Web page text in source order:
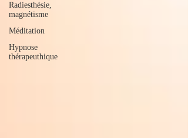
Radiesthésie,
magnétisme
Méditation
Hypnose
thérapeuthique